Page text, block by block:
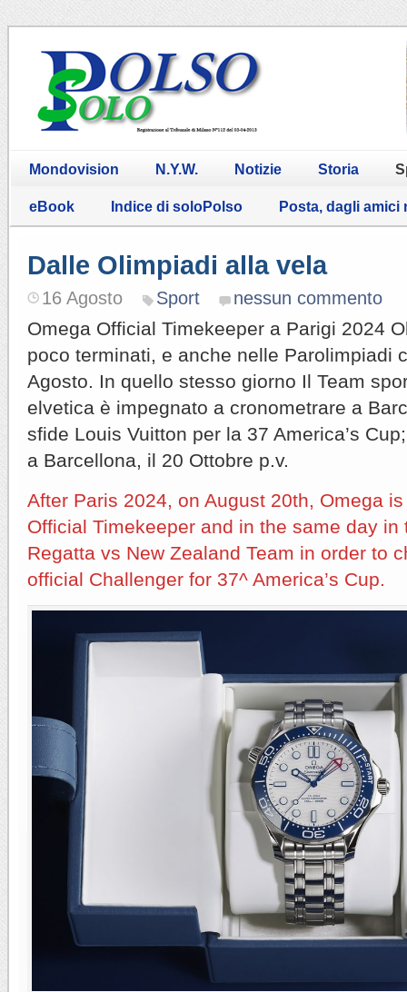
Mondovision N.Y.W. Notizie Storia
eBook Indice di soloPolso Posta, dagli amici
Dalle Olimpiadi alla vela
16 Agosto Sport nessun commento
Omega Official Timekeeper a Parigi 2024
poco terminati, e anche nelle Parolimpiadi
Agosto. In quello stesso giorno Il Team
elvetica è impegnato a cronometrare a
sfide Louis Vuitton per la 37 America’s
a Barcellona, il 20 Ottobre p.v.
After Paris 2024, on August 20th, Omega
Official Timekeeper and in the same day in
Regatta vs New Zealand Team in order to
official Challenger for 37^ America’s Cup.